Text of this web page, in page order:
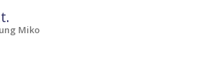
Miko